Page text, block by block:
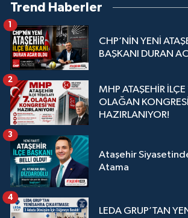
Trend Haberler
CHP’NİN YENİ
BAŞKANI DURAN
1
MHP ATAŞEHİR İLÇE
OLAĞAN
HAZIRLANIYOR!
2
Ataşehir
Atama
3
LEDA GRUP’TAN
4